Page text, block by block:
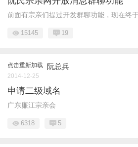
前面有宗亲们提过开发群聊功能，现在终
15145 19
点击重新加载 阮总兵
2014-12-25
申请二级域名
广东廉江宗亲会
6318 5